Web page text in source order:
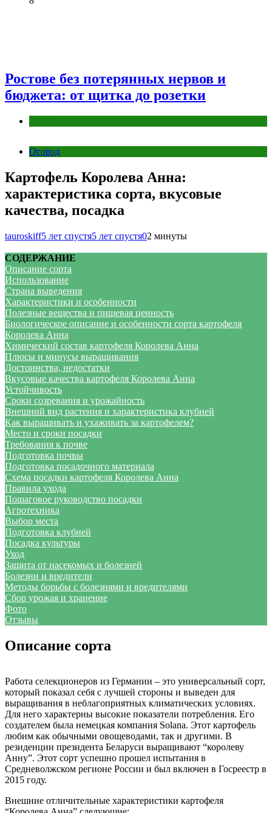
Ростове без потерянных нервов и
бюджета: от щитка до розетки
Огород
Картофель Королева Анна:
характеристика сорта, вкусовые
качества, посадка
tauroskiff5 лет спустя5 лет спустя02 минуты
СОДЕРЖАНИЕ
Описание сорта
Использование
Страна выведения
Характеристики и особенности
Полезные вещества и пищевая ценность
Биологическое описание и особенности сорта картофеля
Королева Анна
Химический состав картофеля Королева Анна
Плюсы и минусы выращивания
Достоинства, недостатки
Вкусовые качества картофеля Королева Анна
Устойчивость
Сроки созревания и урожайность
Внешний вид растения и характеристика клубней
Как выращивать и ухаживать за картофелем?
Место и сроки посадки
Требования к почве
Подготовка почвы
Подготовка посадочного материала
Схема посадки картофеля Королева Анна
Правила ухода
Пошаговое руководство посадки
Агротехника
Выбор места
Подготовка клубней
Посадка культуры
Уход
Защита от насекомых и болезней
Болезни и вредители
Методы борьбы с болезнями и вредителями
Сбор урожая и хранение
Фото
Отзывы
Описание сорта
Работа селекционеров из Германии – это универсальный сорт,
который показал себя с лучшей стороны и выведен для
выращивания в неблагоприятных климатических условиях.
Для него характерны высокие показатели потребления. Его
создателем была немецкая компания Solana. Этот картофель
любим как обычными овощеводами, так и другими. В
резиденции президента Беларуси выращивают “королеву
Анну”. Этот сорт успешно прошел испытания в
Средневолжском регионе России и был включен в Госреестр в
2015 году.
Внешние отличительные характеристики картофеля